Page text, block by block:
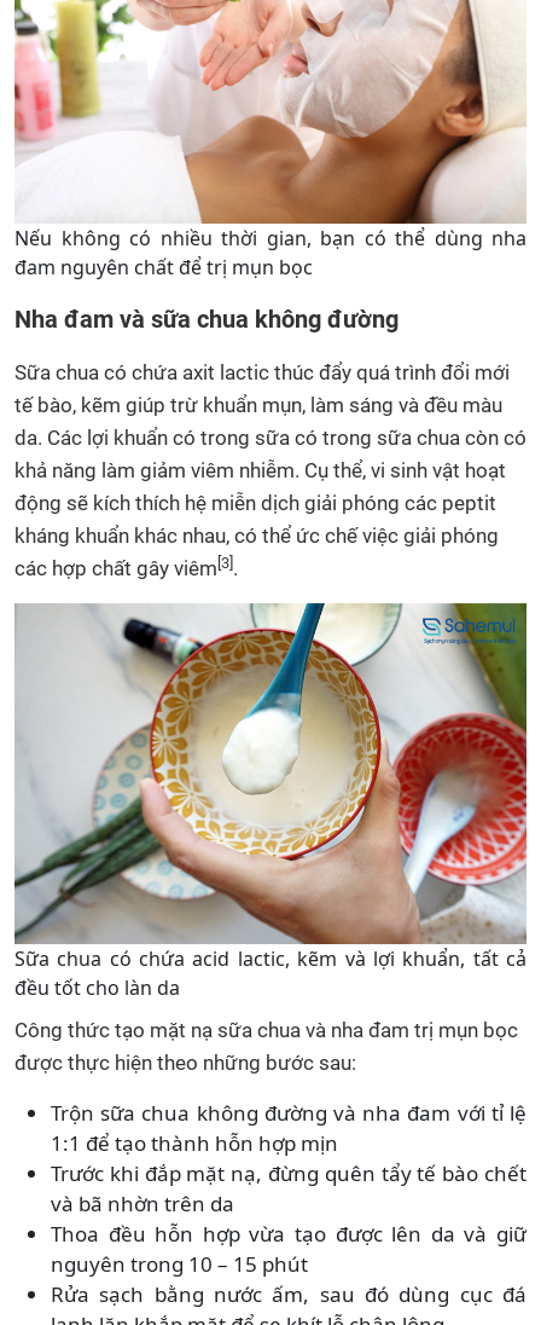
Nếu không có nhiều thời gian, bạn có thể dùng nha
đam nguyên chất để trị mụn bọc
Nha đam và sữa chua không đường
Sữa chua có chứa axit lactic thúc đẩy quá trình đổi mới
tế bào, kẽm giúp trừ khuẩn mụn, làm sáng và đều màu
da. Các lợi khuẩn có trong sữa có trong sữa chua còn có
khả năng làm giảm viêm nhiễm. Cụ thể, vi sinh vật hoạt
động sẽ kích thích hệ miễn dịch giải phóng các peptit
kháng khuẩn khác nhau, có thể ức chế việc giải phóng
các hợp chất gây viêm [3].
Sữa chua có chứa acid lactic, kẽm và lợi khuẩn, tất cả
đều tốt cho làn da
Công thức tạo mặt nạ sữa chua và nha đam trị mụn bọc
được thực hiện theo những bước sau:
Trộn sữa chua không đường và nha đam với tỉ lệ
1:1 để tạo thành hỗn hợp mịn
Trước khi đắp mặt nạ, đừng quên tẩy tế bào chết
và bã nhờn trên da
Thoa đều hỗn hợp vừa tạo được lên da và giữ
nguyên trong 10 – 15 phút
Rửa sạch bằng nước ấm, sau đó dùng cục đá